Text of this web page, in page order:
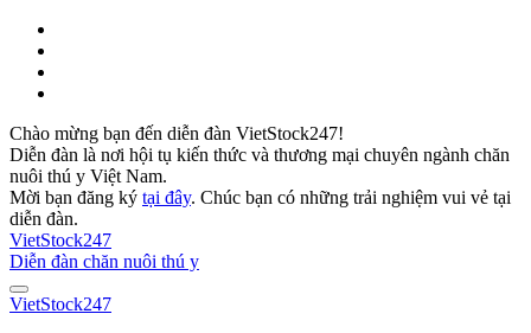
Chào mừng bạn đến diễn đàn VietStock247!
Diễn đàn là nơi hội tụ kiến thức và thương mại chuyên ngành chăn
nuôi thú y Việt Nam.
Mời bạn đăng ký tại đây. Chúc bạn có những trải nghiệm vui vẻ tại
diễn đàn.
VietStock247
Diễn đàn chăn nuôi thú y
VietStock247